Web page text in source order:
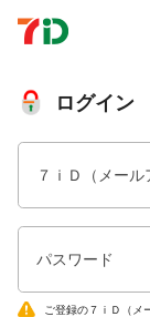
ログイン
７ｉＤ（メール
パスワード
ご登録の７ｉＤ（メ